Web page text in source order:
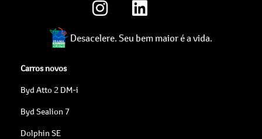
Desacelere. Seu bem maior é a vida.
Carros novos
Byd Atto 2 DM-i
Byd Sealion 7
Dolphin SE